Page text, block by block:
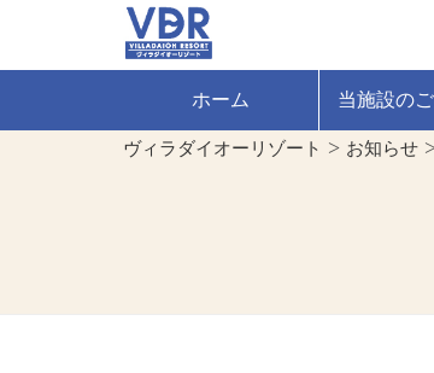
ホーム 当施設の
ヴィラダイオーリゾート > お知らせ